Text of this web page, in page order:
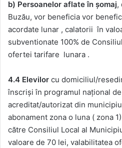
b) Persoanelor aflate în șomaj,
Buzău, vor beneficia vor
acordate lunar , calatorii în
subventionate 100% de
ofertei tarifare lunara .
4.4 Elevilor cu domiciliul/
înscriși în programul național
acreditat/autorizat din
abonament zona o luna ( zona
către Consiliul Local al
valoare de 70 lei, valabilitatea